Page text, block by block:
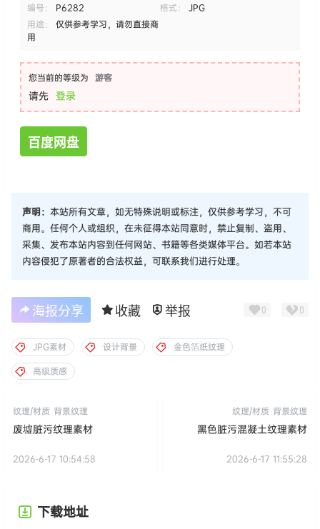
编号： P6282 格式：
JPG
用途：
仅供参考学习，请勿直接商
用
您当前的等级为 游客
请先 登录
百度网盘
声明： 本站所有文章，如无特殊说明或标注，仅供参考学习，不可
商用。任何个人或组织，在未征得本站同意时，禁止复制、盗用、
采集、发布本站内容到任何网站、书籍等各类媒体平台。如若本站
内容侵犯了原著者的合法权益，可联系我们进行处理。
海报分享 收藏 举报 0 0
JPG素材 设计背景
金色箔纸纹理
高级质感
纹理/材质 背景纹理
废墟脏污纹理素材
2026-6-17 10:54:58
纹理/材质 背景纹理
黑色脏污混凝土纹理素材
2026-6-17 11:55:28
下载地址